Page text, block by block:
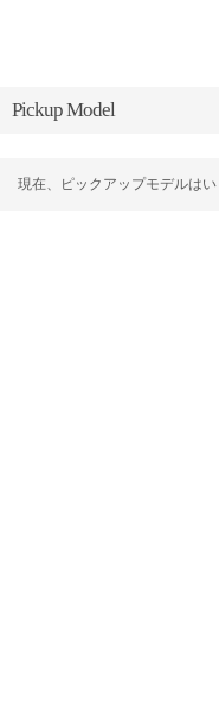
Pickup Model
現在、ピックアップモデルはい